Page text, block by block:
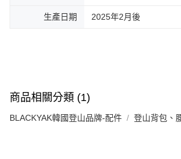
生產日期 2025年2月後
商品相關分類 (1)
BLACKYAK韓國登山品牌-配件 登山背包、